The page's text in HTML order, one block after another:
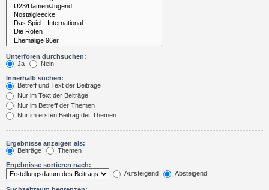
Unterforen durchsuchen:
Ja
Nein
Innerhalb suchen:
Betreff und Text der Beiträge
Nur im Text der Beiträge
Nur im Betreff der Themen
Nur im ersten Beitrag der Themen
Ergebnisse anzeigen als:
Beiträge
Themen
Ergebnisse sortieren nach:
Aufsteigend
Absteigend